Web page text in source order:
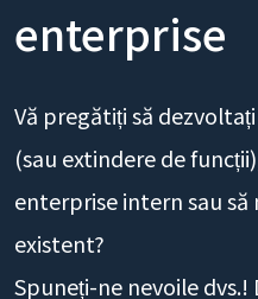
enterprise
Vă pregătiți să
(sau extindere de
enterprise intern sau
existent?
Spuneți-ne nevoile